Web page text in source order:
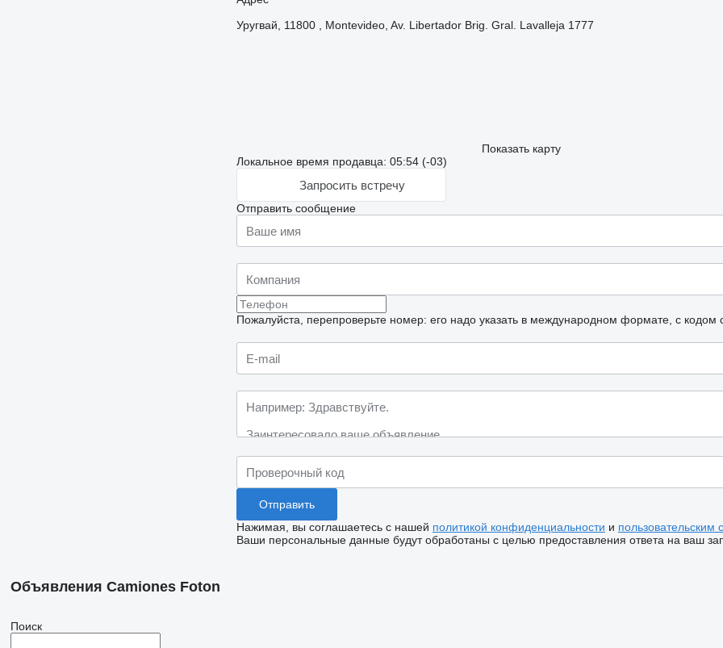
Уругвай, 11800 , Montevideo, Av. Libertador Brig. Gral. Lavalleja 1777
Показать карту
Локальное время продавца: 05:54 (-03)
Запросить встречу
Отправить сообщение
Пожалуйста, перепроверьте номер: его надо указать в международном формате, с кодом
Нажимая, вы соглашаетесь с нашей политикой конфиденциальности и пользовательским
Ваши персональные данные будут обработаны с целью предоставления ответа на ваш
Объявления Camiones Foton
Поиск